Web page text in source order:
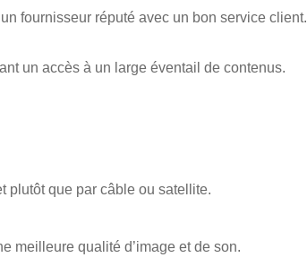
fournisseur réputé avec un bon service client.
un accès à un large éventail de contenus.
plutôt que par câble ou satellite.
meilleure qualité d’image et de son.